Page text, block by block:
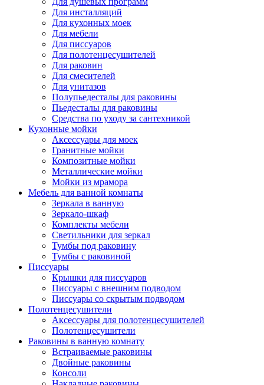
Для инсталляций
Для кухонных моек
Для мебели
Для писсуаров
Для полотенцесушителей
Для раковин
Для смесителей
Для унитазов
Полупьедесталы для раковины
Пьедесталы для раковины
Средства по уходу за сантехникой
Кухонные мойки
Аксессуары для моек
Гранитные мойки
Композитные мойки
Металлические мойки
Мойки из мрамора
Мебель для ванной комнаты
Зеркала в ванную
Зеркало-шкаф
Комплекты мебели
Светильники для зеркал
Тумбы под раковину
Тумбы с раковиной
Писсуары
Крышки для писсуаров
Писсуары с внешним подводом
Писсуары со скрытым подводом
Полотенцесушители
Аксессуары для полотенцесушителей
Полотенцесушители
Раковины в ванную комнату
Встраиваемые раковины
Двойные раковины
Консоли